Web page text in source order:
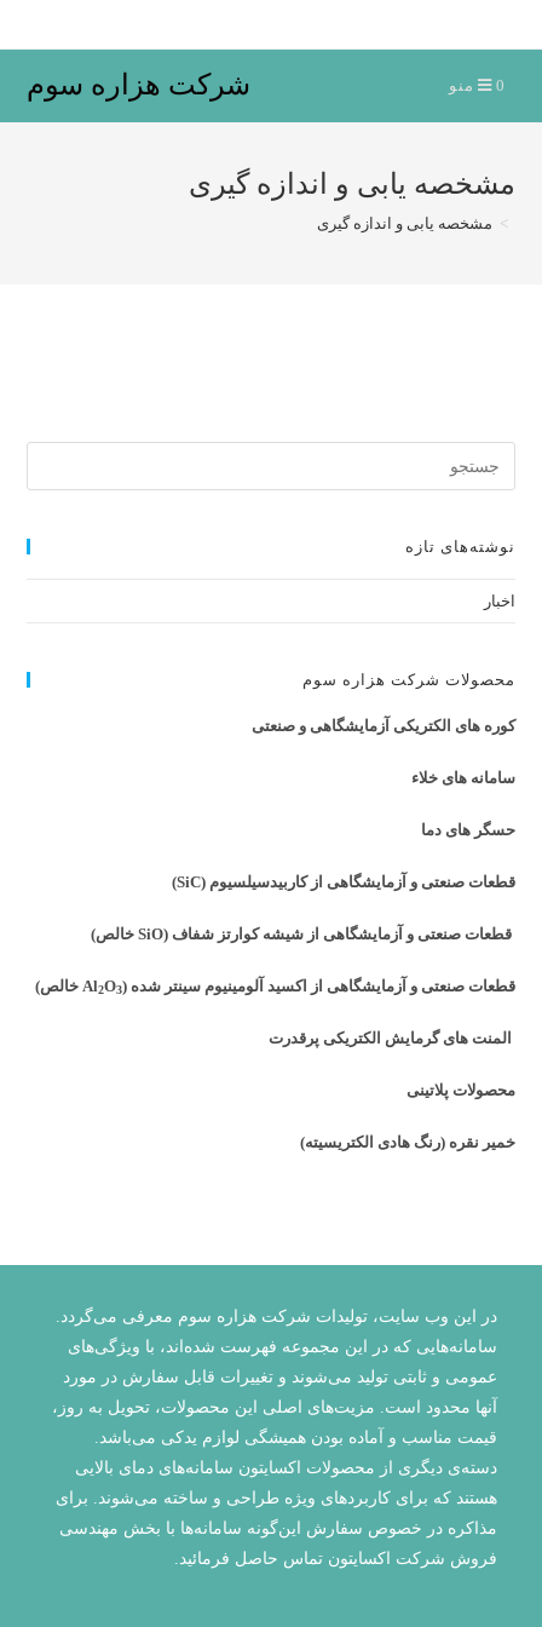
شرکت هزاره سوم 0 منو
مشخصه یابی و اندازه گیری
> مشخصه یابی و اندازه گیری
for:
نوشته‌های تازه
اخبار
محصولات شرکت هزاره سوم
کوره های الکتریکی آزمایشگاهی و صنعتی
سامانه های خلاء
حسگر های دما
قطعات صنعتی و آزمایشگاهی از کاربیدسیلسیوم (SiC)
قطعات صنعتی و آزمایشگاهی از شیشه کوارتز شفاف (SiO خالص)
قطعات صنعتی و آزمایشگاهی از اکسید آلومینیوم سینتر شده (Al 2O3 خالص)
المنت های گرمایش الکتریکی پرقدرت
محصولات پلاتینی
خمیر نقره (رنگ هادی الکتریسیته)
در این وب سایت، تولیدات شرکت هزاره سوم معرفی می‌گردد.
سامانه‌هایی که در این مجموعه فهرست شده‌اند، با ویژگی‌‌های
عمومی و ثابتی تولید می‌شوند و تغییرات قابل سفارش در مورد
آنها محدود است. مزیت‌های اصلی این محصولات، تحویل به روز،
قیمت مناسب و آماده بودن همیشگی لوازم یدکی می‌باشد.
دسته‌ی دیگری از محصولات اکسایتون سامانه‌های دمای بالایی
هستند که برای کاربردهای ویژه طراحی و ساخته می‌شوند. برای
مذاکره در خصوص سفارش این‌گونه سامانه‌ها با بخش مهندسی
فروش شرکت اکسایتون تماس حاصل فرمائید.